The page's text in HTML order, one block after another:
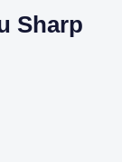
Sharp